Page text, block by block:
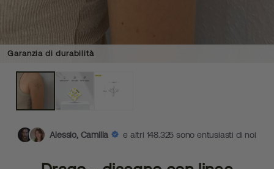
Garanzia di durabilità
Alessio, Camilla e altri 148.325 sono entusiasti di noi